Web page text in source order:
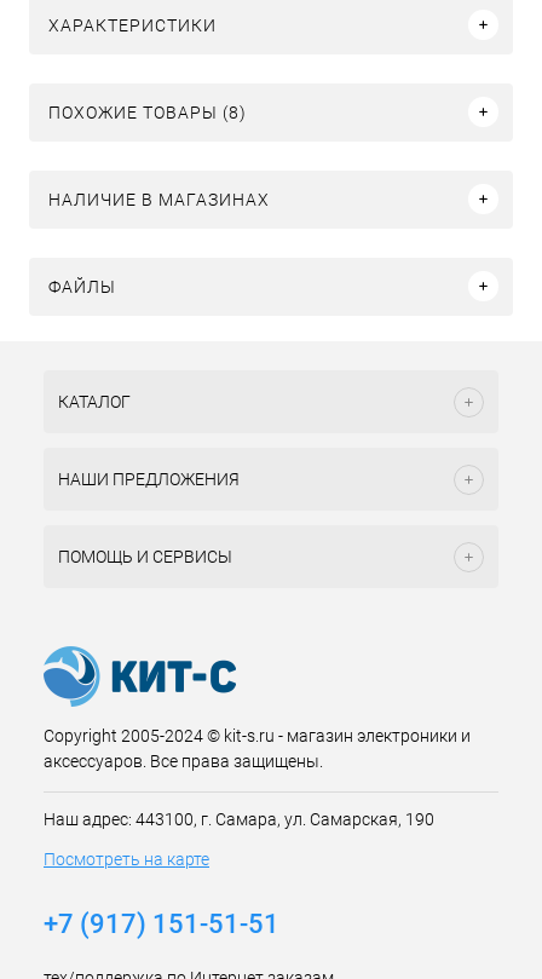
ХАРАКТЕРИСТИКИ
ПОХОЖИЕ ТОВАРЫ (8)
НАЛИЧИЕ В МАГАЗИНАХ
ФАЙЛЫ
КАТАЛОГ
НАШИ ПРЕДЛОЖЕНИЯ
ПОМОЩЬ И СЕРВИСЫ
Copyright 2005-2024 © kit-s.ru - магазин электроники и
аксессуаров. Все права защищены.
Наш адрес: 443100, г. Самара, ул. Самарская, 190
Посмотреть на карте
+7 (917) 151-51-51